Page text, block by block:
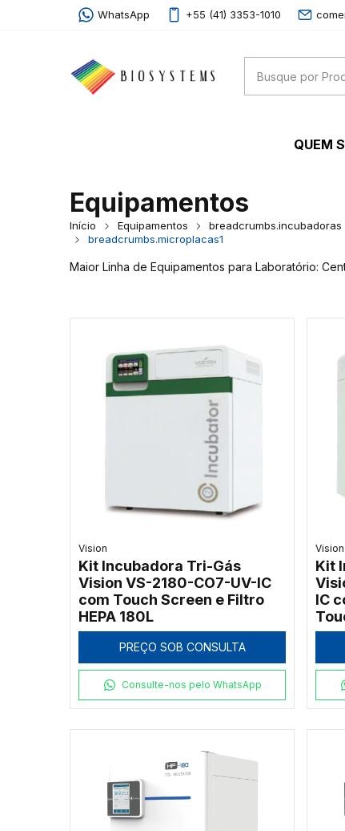
WhatsApp +55 (41) 3353-1010
QUEM
Equipamentos
Início Equipamentos
breadcrumbs.incubadoras
breadcrumbs.microplacas1
Maior Linha de Equipamentos para Laboratório:
Vision
Kit Incubadora Tri-Gás
Vision VS-2180-CO7-UV-IC
com Touch Screen e Filtro
HEPA 180L
PREÇO SOB CONSULTA
Consulte-nos pelo WhatsApp
Vision
Kit
IC